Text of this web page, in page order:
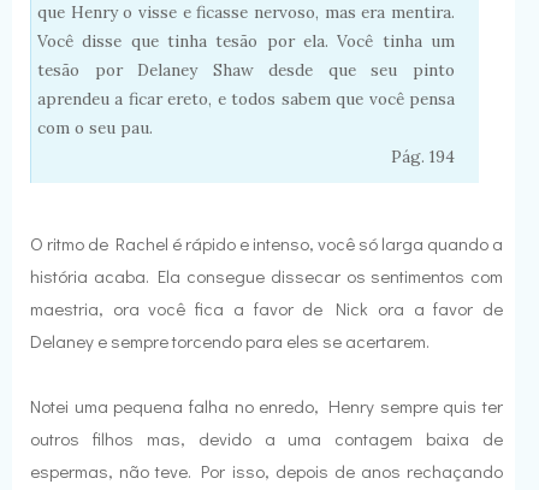
que Henry o visse e ficasse nervoso, mas era mentira.
Você disse que tinha tesão por ela. Você tinha um
tesão por Delaney Shaw desde que seu pinto
aprendeu a ficar ereto, e todos sabem que você pensa
com o seu pau.
Pág. 194
O ritmo de Rachel é rápido e intenso, você só larga quando a
história acaba. Ela consegue dissecar os sentimentos com
maestria, ora você fica a favor de Nick ora a favor de
Delaney e sempre torcendo para eles se acertarem.
Notei uma pequena falha no enredo, Henry sempre quis ter
outros filhos mas, devido a uma contagem baixa de
espermas, não teve. Por isso, depois de anos rechaçando